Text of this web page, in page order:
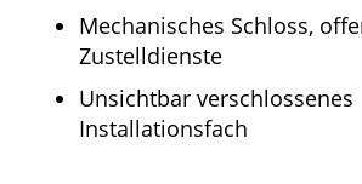
Mechanisches Schloss,
Zustelldienste
Unsichtbar verschlossenes
Installationsfach